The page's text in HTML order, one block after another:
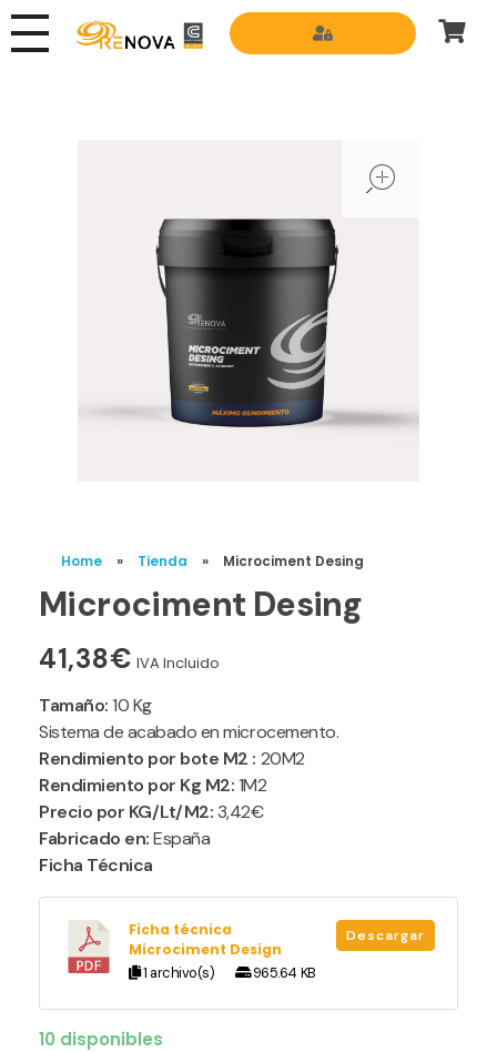
Home » Tienda » Microciment Desing
Microciment Desing
41,38€ IVA Incluido
Tamaño:10 Kg
Sistema de acabado en microcemento.
Rendimiento por bote M2 : 20M2
Rendimiento por Kg M2:1M2
Precio por KG/Lt/M2:3,42€
Fabricado en:España
Ficha Técnica
Ficha técnica
Microciment Design
1 archivo(s)
965.64 KB
Descargar
10 disponibles